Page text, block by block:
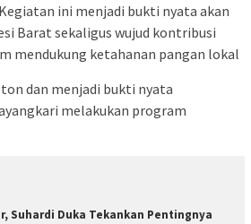
ini menjadi bukti nyata akan
Barat sekaligus wujud kontribusi
mendukung ketahanan pangan lokal
dan menjadi bukti nyata
melakukan program
Suhardi Duka Tekankan Pentingnya